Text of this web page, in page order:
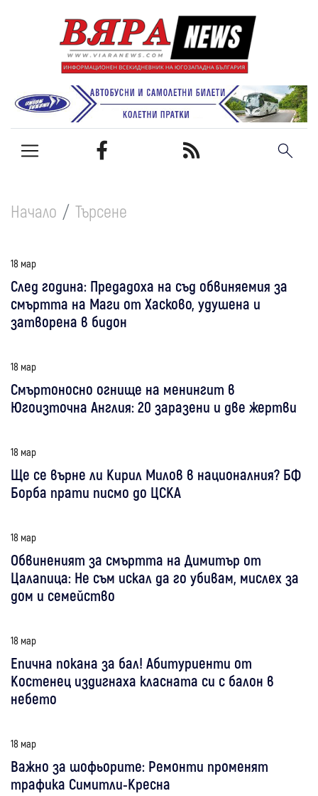
Начало Търсене
18 мар
След година: Предадоха на съд обвиняемия за
смъртта на Маги от Хасково, удушена и
затворена в бидон
18 мар
Смъртоносно огнище на менингит в
Югоизточна Англия: 20 заразени и две жертви
18 мар
Ще се върне ли Кирил Милов в националния? БФ
Борба прати писмо до ЦСКА
18 мар
Обвиненият за смъртта на Димитър от
Цалапица: Не съм искал да го убивам, мислех за
дом и семейство
18 мар
Епична покана за бал! Абитуриенти от
Костенец издигнаха класната си с балон в
небето
18 мар
Важно за шофьорите: Ремонти променят
трафика Симитли-Кресна